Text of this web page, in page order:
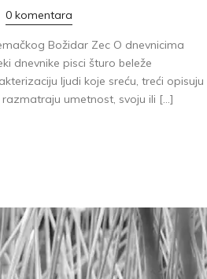
0 komentara
Božidar Zec O dnevnicima
dnevnike pisci šturo beleže
ljudi koje sreću, treći opisuju
umetnost, svoju ili […]